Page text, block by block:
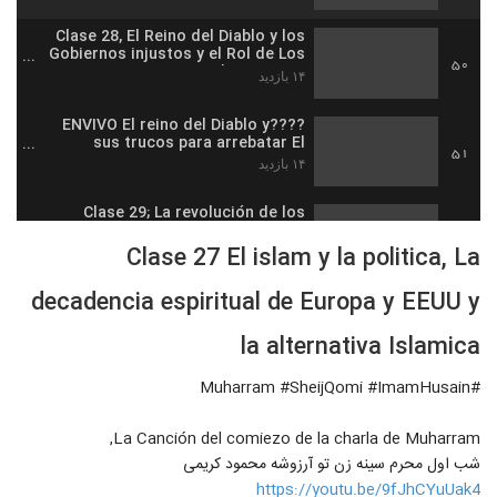
50
Clase 28, El Reino del Diablo y los
Gobiernos injustos y el Rol de Los
creyentes revolucionarios
۱۴ بازدید
51
????ENVIVO El reino del Diablo y
sus trucos para arrebatar El
movimiento de los Profetas para
Justicia
۱۴ بازدید
Clase 29; La revolución de los
poderosas en contra del REINO del
DIABLO
۱۷ بازدید
????EnViVo El Plan del Reino de
Satanas: Religiones y sectas
fanaticas falsas inventadas para
atacar
۱۹ بازدید
Clase 30: Las Religiones
SATANÁS
۲۰ بازدید
????EnVivo El Proposito de los
Clase 27 El islam y la politica, La
decadencia espiritual de Europa y EEUU y
la alternativa Islamica
#Muharram #SheijQomi #ImamHusain
La Canción del comiezo de la charla de Muharram,
شب اول محرم سینه زن تو آرزوشه محمود کریمی
https://youtu.be/9fJhCYuUak4